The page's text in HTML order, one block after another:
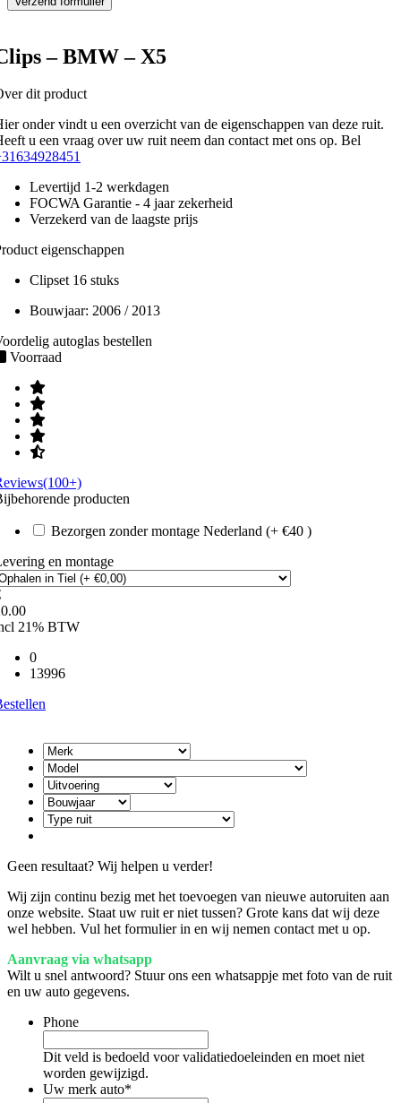
– BMW – X5
dit product
onder vindt u een overzicht van de eigenschappen van deze ruit.
u een vraag over uw ruit neem dan contact met ons op. Bel
Levertijd 1-2 werkdagen
FOCWA Garantie - 4 jaar zekerheid
Verzekerd van de laagste prijs
eigenschappen
Clipset 16 stuks
Bouwjaar: 2006 / 2013
autoglas bestellen
Voorraad
producten
Bezorgen zonder montage Nederland (+ €40 )
en montage
21% BTW
0
13996
Geen resultaat? Wij helpen u verder!
Wij zijn continu bezig met het toevoegen van nieuwe autoruiten aan
onze website. Staat uw ruit er niet tussen? Grote kans dat wij deze
wel hebben. Vul het formulier in en wij nemen contact met u op.
Aanvraag via whatsapp
Wilt u snel antwoord? Stuur ons een whatsappje met foto van de ruit
en uw auto gegevens.
Phone
Dit veld is bedoeld voor validatiedoeleinden en moet niet
worden gewijzigd.
Uw merk auto*